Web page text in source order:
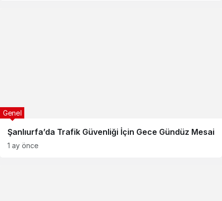
Şanlıurfa’da Trafik Güvenliği İçin Gece Gündüz Mesai
Genel
1 ay önce